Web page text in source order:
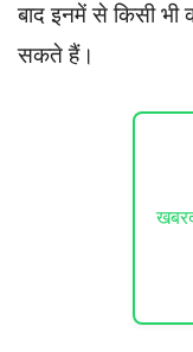
बाद इनमें से किसी भी
सकते हैं।